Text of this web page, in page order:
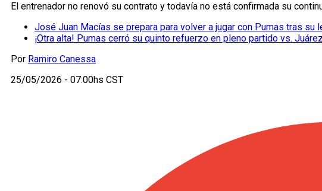
El entrenador no renovó su contrato y todavía no está confirmada su
José Juan Macías se prepara para volver a jugar con Pumas tras su
¡Otra alta! Pumas cerró su quinto refuerzo en pleno partido vs. Juárez
Por Ramiro Canessa
25/05/2026 - 07:00hs CST